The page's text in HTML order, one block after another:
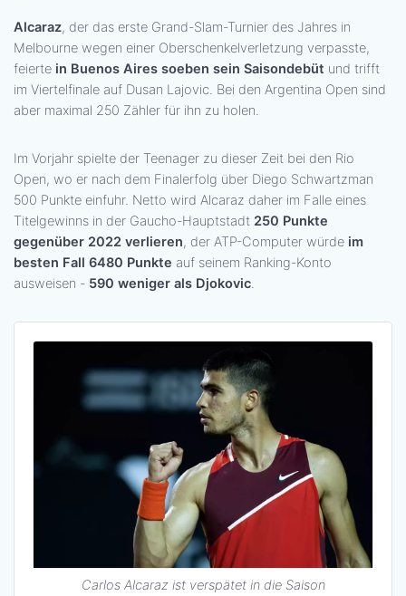
Alcaraz, der das erste Grand-Slam-Turnier des Jahres in
Melbourne wegen einer Oberschenkelverletzung verpasste,
feierte in Buenos Aires soeben sein Saisondebüt und trifft
im Viertelfinale auf Dusan Lajovic. Bei den Argentina Open sind
aber maximal 250 Zähler für ihn zu holen.
Im Vorjahr spielte der Teenager zu dieser Zeit bei den Rio
Open, wo er nach dem Finalerfolg über Diego Schwartzman
500 Punkte einfuhr. Netto wird Alcaraz daher im Falle eines
Titelgewinns in der Gaucho-Hauptstadt 250 Punkte
gegenüber 2022 verlieren, der ATP-Computer würde im
besten Fall 6480 Punkte auf seinem Ranking-Konto
ausweisen - 590 weniger als Djokovic.
Carlos Alcaraz ist verspätet in die Saison